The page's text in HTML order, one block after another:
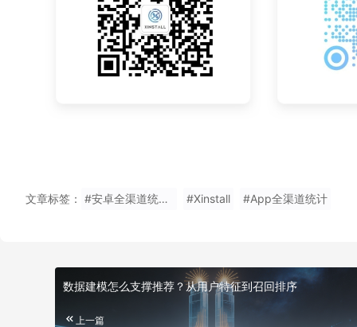
文章标签： #安卓全渠道统计如何收费? #Xinstall #App全渠道统计
数据建模怎么支撑推荐？从用户特征到召回排序
上一篇